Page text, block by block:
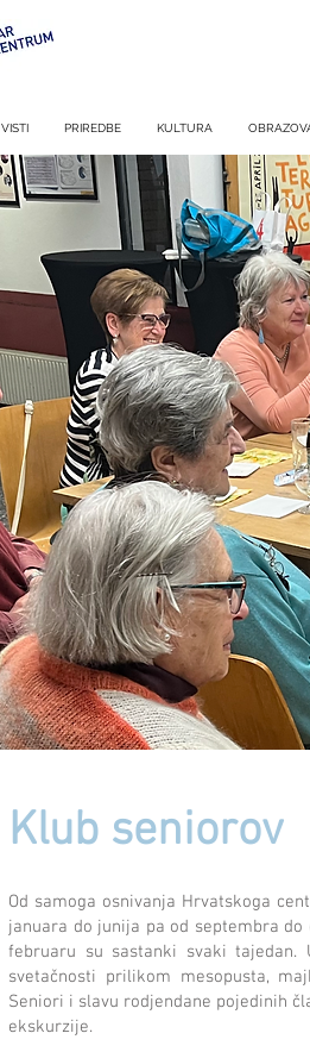
VISTI PRIREDBE KULTURA
Klub seniorov
Od samoga osnivanja Hrvatskoga
januara do junija pa od septembra
februaru su sastanki svaki
svetačnosti prilikom mesopusta,
Seniori i slavu rodjendane pojedinih
ekskurzije.